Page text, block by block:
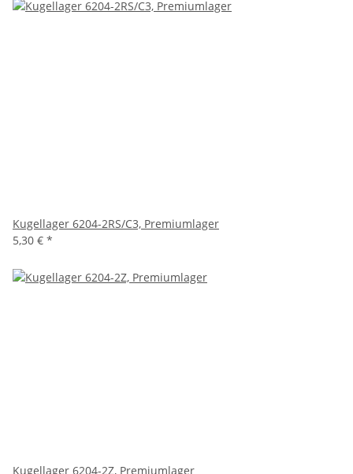
Kugellager 6204-2RS/C3, Premiumlager
5,30 € *
Kugellager 6204-2Z, Premiumlager